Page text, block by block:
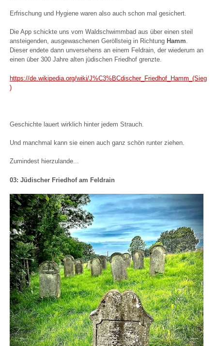
Erfrischung und Hygiene waren also auch schon mal gesichert.
Die App schickte uns vom Waldschwimmbad aus über einen steil
ansteigenden, ausgewaschenen Geröllsteig in Richtung Hamm.
Dieser endete dann unversehens an einem Feldrain, der wiederum an
einen über 300 Jahre alten jüdischen Friedhof grenzte.
https://de.wikipedia.org/wiki/J%C3%BCdischer_Friedhof_Hamm_(Sieg
)
Geschichte lauert wirklich hinter jedem Strauch.
Und manchmal kann sie einen auch ganz schön runter ziehen.
Zumindest hierzulande...
03: Jüdischer Friedhof am Feldrain